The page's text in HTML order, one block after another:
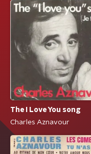
The I Love You song
Charles Aznavour